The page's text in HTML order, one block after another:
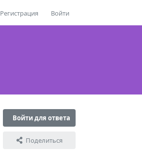
Регистрация Войти
Войти для ответа
Поделиться